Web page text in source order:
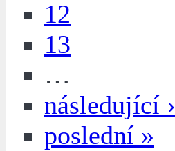
12
13
…
následující ›
poslední »